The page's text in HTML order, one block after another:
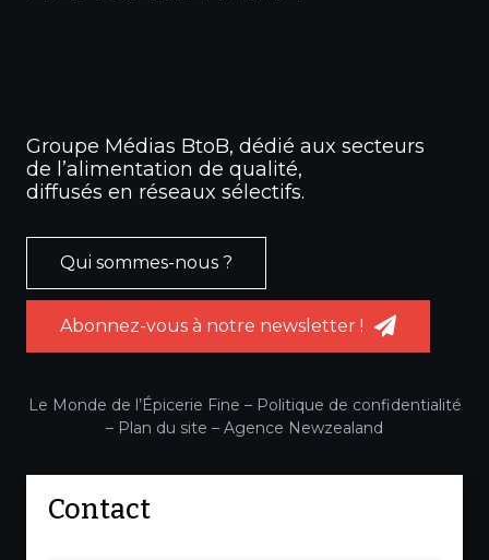
Groupe Médias BtoB, dédié aux secteurs
de l’alimentation de qualité,
diffusés en réseaux sélectifs.
Qui sommes-nous ?
Abonnez-vous à notre newsletter !
Le Monde de l’Épicerie Fine – Politique de confidentialité
– Plan du site – Agence Newzealand
Contact